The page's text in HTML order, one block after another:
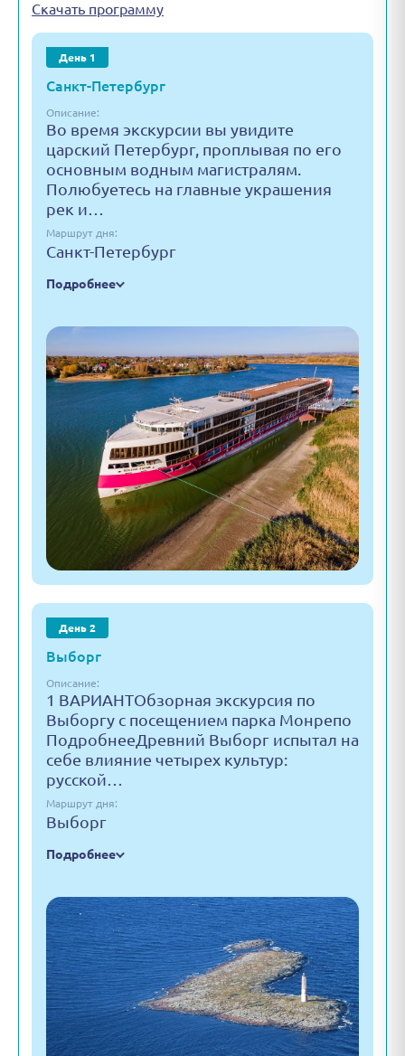
Скачать программу
День 1
Санкт-Петербург
Описание:
Во время экскурсии вы увидите
царский Петербург, проплывая по его
основным водным магистралям.
Полюбуетесь на главные украшения
рек и…
Маршрут дня:
Санкт-Петербург
Подробнее
День 2
Выборг
Описание:
1 ВАРИАНТОбзорная экскурсия по
Выборгу с посещением парка Монрепо
ПодробнееДревний Выборг испытал на
себе влияние четырех культур:
русской…
Маршрут дня:
Выборг
Подробнее